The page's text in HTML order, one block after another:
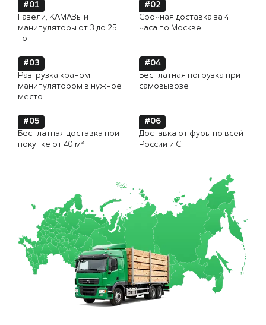
#01
Газели, КАМАЗы и
манипуляторы от 3 до 25
тонн
#02
Срочная доставка за 4
часа по Москве
#03
Разгрузка краном-
манипулятором в нужное
место
#04
Бесплатная погрузка при
самовывозе
#05
Бесплатная доставка при
покупке от 40 м³
#06
Доставка от фуры по всей
России и СНГ